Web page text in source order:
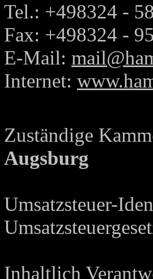
Tel.: +498324 -
Fax: +498324 -
E-Mail:
Internet:
Zuständige
Augsburg
Umsatzsteuer-
Inhaltlich